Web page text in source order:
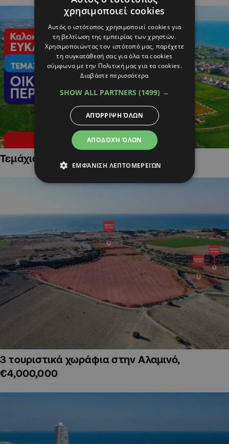
Τεμάχια Γης σε Οικιστικές Περιοχές
3 τουριστικά χωράφια στην Αλαμινό,
€4,000,000
χρησιμοποιεί cookies
Αυτός ο ιστότοπος χρησιμοποιεί cookies για
τη βελτίωση της εμπειρίας των χρηστών.
Χρησιμοποιώντας τον ιστότοπό μας, παρέχετε
τη συγκατάθεσή σας για όλα τα cookies
σύμφωνα με την Πολιτική μας για τα cookies.
Διαβάστε περισσότερα
SHOW ALL PARTNERS (1499) →
ΑΠΟΔΟΧΉ ΌΛΩΝ
ΑΠΌΡΡΙΨΗ ΌΛΩΝ
ΕΜΦΆΝΙΣΗ ΛΕΠΤΟΜΕΡΕΙΏΝ